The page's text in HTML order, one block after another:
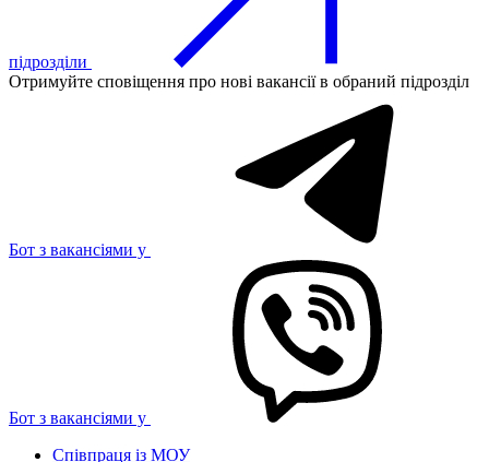
підрозділи
Отримуйте сповіщення про нові вакансії в обраний підрозділ
Бот з вакансіями у
Бот з вакансіями у
Співпраця із МОУ